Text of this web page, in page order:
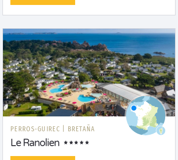
PERROS-GUIREC | BRETAÑA
Le Ranolien